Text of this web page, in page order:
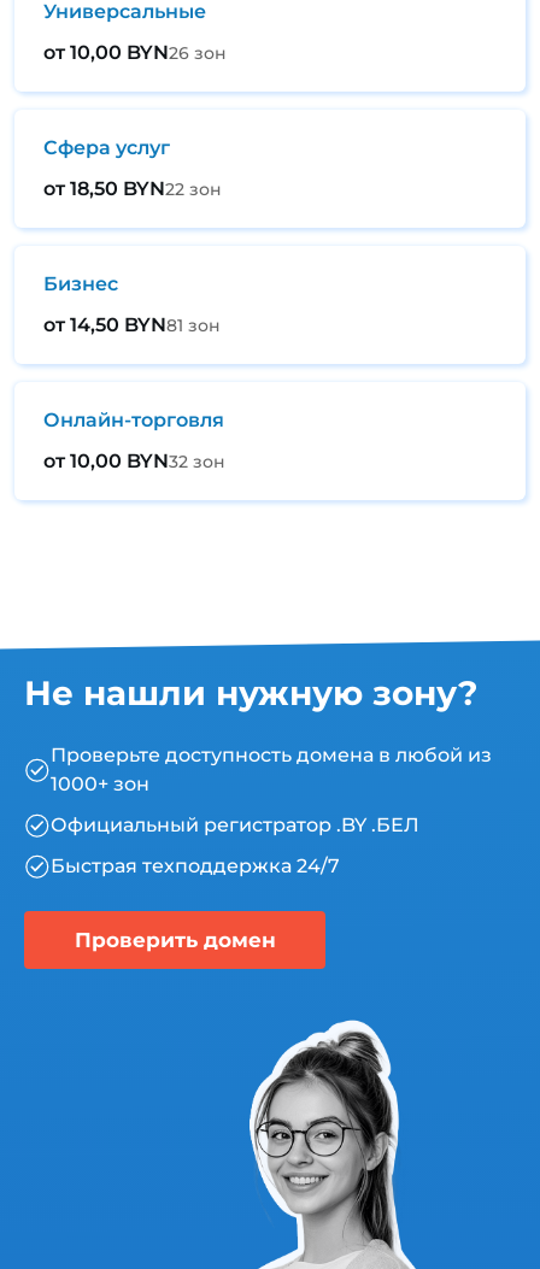
Универсальные
от 10,00 BYN26 зон
Сфера услуг
от 18,50 BYN22 зон
Бизнес
от 14,50 BYN81 зон
Онлайн-торговля
от 10,00 BYN32 зон
Не нашли нужную зону?
Проверьте доступность домена в любой из
1000+ зон
Официальный регистратор .BY .БЕЛ
Быстрая техподдержка 24/7
Проверить домен